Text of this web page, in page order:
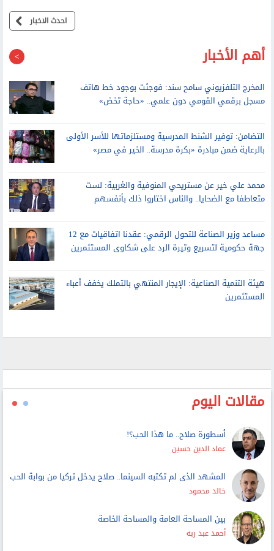
احدث الاخبار
أهم الأخبار
المخرج التلفزيوني سامح سند: فوجئت بوجود خط هاتف
مسجل برقمي القومي دون علمي.. «حاجة تخض»
التضامن: توفير الشنط المدرسية ومستلزماتها للأسر الأولى
بالرعاية ضمن مبادرة «بكرة مدرسة.. الخير في مصر»
محمد علي خير عن مستريحي المنوفية والغربية: لست
متعاطفا مع الضحايا.. والناس اختاروا ذلك بأنفسهم
مساعد وزير الصناعة للتحول الرقمي: عقدنا اتفاقيات مع 12
جهة حكومية لتسريع وتيرة الرد على شكاوى المستثمرين
هيئة التنمية الصناعية: الإيجار المنتهي بالتملك يخفف أعباء
المستثمرين
مقالات اليوم
أسطورة صلاح.. ما هذا الحب؟!
عماد الدين حسين
المشهد الذى لم تكتبه السينما.. صلاح يدخل تركيا من بوابة الحب
خالد محمود
بين المساحة العامة والمساحة الخاصة
أحمد عبد ربه